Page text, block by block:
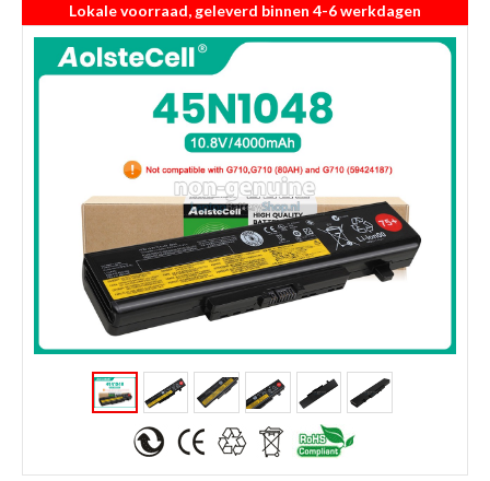
Lokale voorraad, geleverd binnen 4-6 werkdagen